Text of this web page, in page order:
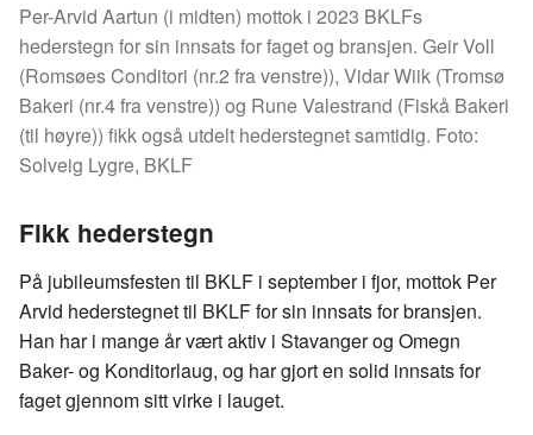
Per-Arvid Aartun (i midten) mottok i 2023 BKLFs
hederstegn for sin innsats for faget og bransjen. Geir Voll
(Romsøes Conditori (nr.2 fra venstre)), Vidar Wiik (Tromsø
Bakeri (nr.4 fra venstre)) og Rune Valestrand (Fiskå Bakeri
(til høyre)) fikk også utdelt hederstegnet samtidig. Foto:
Solveig Lygre, BKLF
Fikk hederstegn
På jubileumsfesten til BKLF i september i fjor, mottok Per
Arvid hederstegnet til BKLF for sin innsats for bransjen.
Han har i mange år vært aktiv i Stavanger og Omegn
Baker- og Konditorlaug, og har gjort en solid innsats for
faget gjennom sitt virke i lauget.